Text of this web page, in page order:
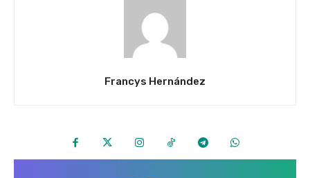
Francys Hernández